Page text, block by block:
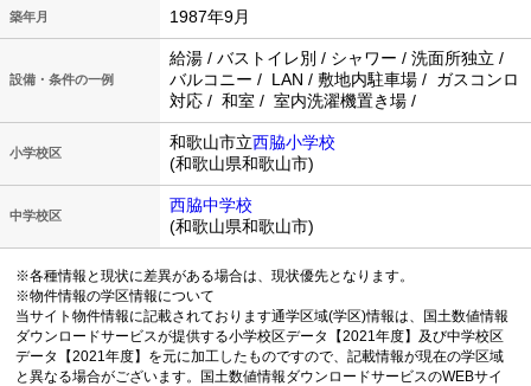
築年月 1987年9月
設備・条件の一例
給湯 / バストイレ別 / シャワー / 洗面所独立 /
バルコニー / LAN / 敷地内駐車場 / ガスコンロ
対応 / 和室 / 室内洗濯機置き場 /
小学校区
和歌山市立西脇小学校
(和歌山県和歌山市)
中学校区
西脇中学校
(和歌山県和歌山市)
※各種情報と現状に差異がある場合は、現状優先となります。
※物件情報の学区情報について
当サイト物件情報に記載されております通学区域(学区)情報は、国土数値情報
ダウンロードサービスが提供する小学校区データ【2021年度】及び中学校区
データ【2021年度】を元に加工したものですので、記載情報が現在の学区域
と異なる場合がございます。国土数値情報ダウンロードサービスのWEBサイ